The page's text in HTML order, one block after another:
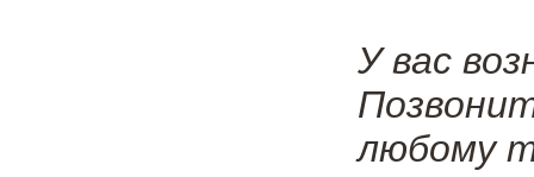
У вас
любому